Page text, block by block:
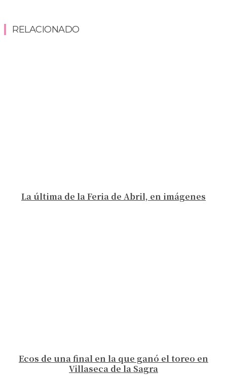
RELACIONADO
La última de la Feria de Abril, en imágenes
Ecos de una final en la que ganó el toreo en
Villaseca de la Sagra